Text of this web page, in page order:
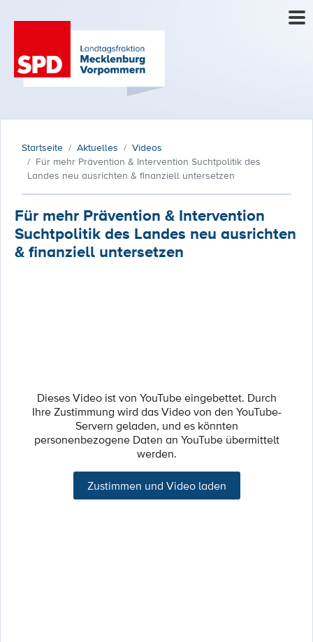
Startseite Aktuelles
Videos
Für mehr Prävention & Intervention Suchtpolitik des
Landes neu ausrichten & finanziell untersetzen
Für mehr Prävention & Intervention
Suchtpolitik des Landes neu ausrichten
& finanziell untersetzen
Dieses Video ist von YouTube eingebettet. Durch
Ihre Zustimmung wird das Video von den YouTube-
Servern geladen, und es könnten
personenbezogene Daten an YouTube übermittelt
werden.
Zustimmen und Video laden